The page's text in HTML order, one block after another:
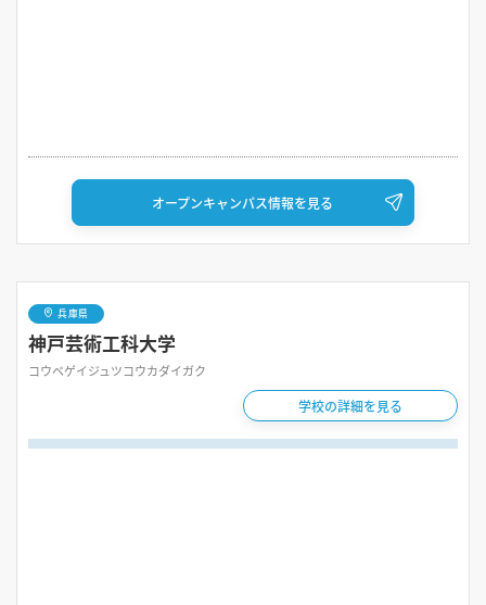
オープンキャンパス情報を見る
兵庫県
神戸芸術工科大学
コウベゲイジュツコウカダイガク
学校の詳細を見る